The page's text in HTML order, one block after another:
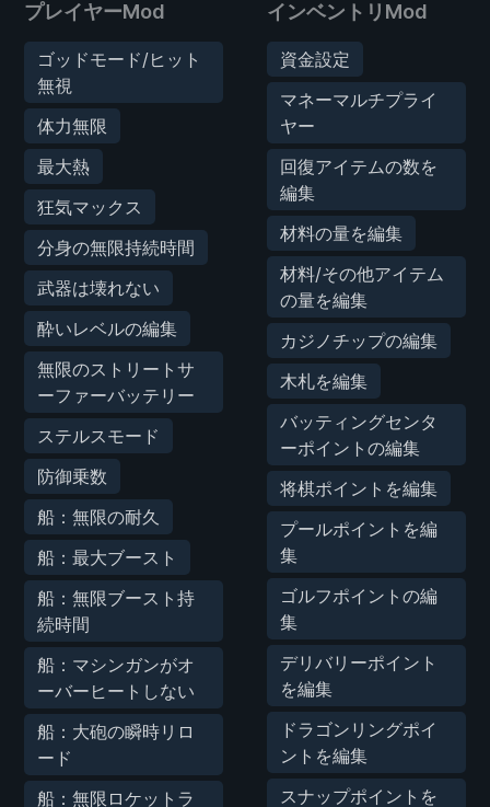
プレイヤーMod
ゴッドモード/ヒット
無視
体力無限
最大熱
狂気マックス
分身の無限持続時間
武器は壊れない
酔いレベルの編集
無限のストリートサ
ーファーバッテリー
ステルスモード
防御乗数
船：無限の耐久
船：最大ブースト
船：無限ブースト持
続時間
船：マシンガンがオ
ーバーヒートしない
船：大砲の瞬時リロ
ード
船：無限ロケットラ
インベントリMod
資金設定
マネーマルチプライ
ヤー
回復アイテムの数を
編集
材料の量を編集
材料/その他アイテム
の量を編集
カジノチップの編集
木札を編集
バッティングセンタ
ーポイントの編集
将棋ポイントを編集
プールポイントを編
集
ゴルフポイントの編
集
デリバリーポイント
を編集
ドラゴンリングポイ
ントを編集
スナップポイントを